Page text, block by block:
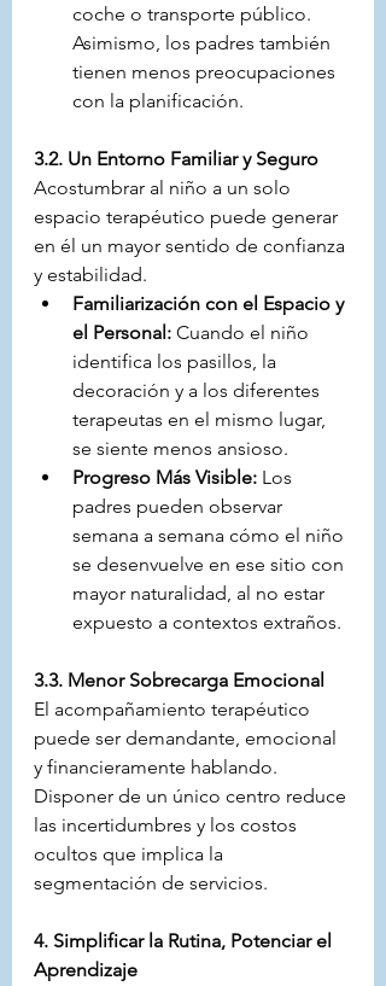
coche o transporte público.
Asimismo, los padres también
tienen menos preocupaciones
con la planificación.
3.2. Un Entorno Familiar y Seguro
Acostumbrar al niño a un solo
espacio terapéutico puede generar
en él un mayor sentido de confianza
y estabilidad.
Familiarización con el Espacio y
el Personal: Cuando el niño
identifica los pasillos, la
decoración y a los diferentes
terapeutas en el mismo lugar,
se siente menos ansioso.
Progreso Más Visible: Los
padres pueden observar
semana a semana cómo el niño
se desenvuelve en ese sitio con
mayor naturalidad, al no estar
expuesto a contextos extraños.
3.3. Menor Sobrecarga Emocional
El acompañamiento terapéutico
puede ser demandante, emocional
y financieramente hablando.
Disponer de un único centro reduce
las incertidumbres y los costos
ocultos que implica la
segmentación de servicios.
4. Simplificar la Rutina, Potenciar el
Aprendizaje